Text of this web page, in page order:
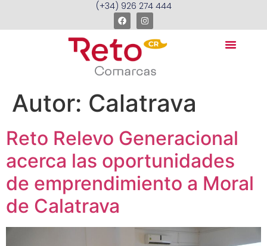
(+34) 926 274 444
Autor: Calatrava
Reto Relevo Generacional
acerca las oportunidades
de emprendimiento a Moral
de Calatrava